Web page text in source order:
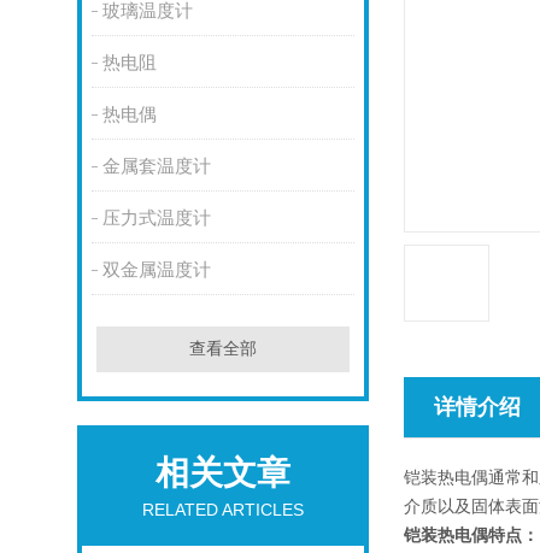
玻璃温度计
热电阻
热电偶
金属套温度计
压力式温度计
双金属温度计
查看全部
相关文章
RELATED ARTICLES
详情介绍
铠装热电偶通常
介质以及固体表
铠装热电偶特点：